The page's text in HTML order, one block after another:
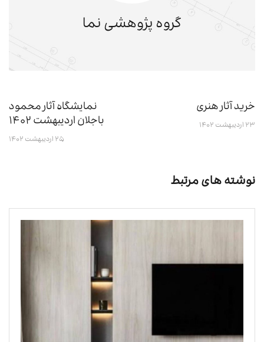
گروه پژوهشی نما
خرید آثار هنری
۲۳ اردیبهشت ۱۴۰۲
نمایشگاه آثار محمود
باجلان اردیبهشت ۱۴۰۲‎‎
۲۵ اردیبهشت ۱۴۰۲
نوشته های مرتبط